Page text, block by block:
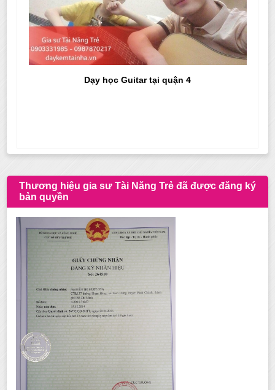
Dạy học Guitar tại quận 4
Thương hiệu gia sư Tài Năng Trẻ đã được đăng ký
bản quyền